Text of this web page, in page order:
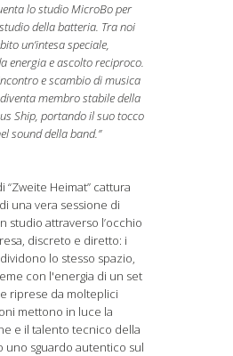
lo studio MicroBo per
della batteria. Tra noi
un’intesa speciale,
energia e ascolto reciproco.
e scambio di musica
membro stabile della
Ship, portando il suo tocco
sound della band.”
“Zweite Heimat” cattura
una vera sessione di
studio attraverso l’occhio
discreto e diretto: i
lo stesso spazio,
con l'energia di un set
riprese da molteplici
mettono in luce la
e il talento tecnico della
uno sguardo autentico sul